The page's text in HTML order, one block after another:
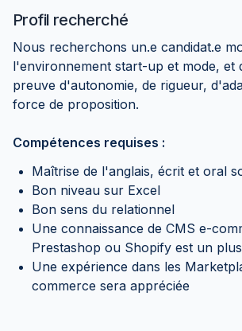
Profil recherché
Nous recherchons un.e candidat.e
l'environnement start-up et mode, et
preuve d'autonomie, de rigueur,
force de proposition.
Compétences requises :
Maîtrise de l'anglais, écrit et oral
Bon niveau sur Excel
Bon sens du relationnel
Une connaissance de CMS e-
Prestashop ou Shopify est un plus
Une expérience dans les
commerce sera appréciée